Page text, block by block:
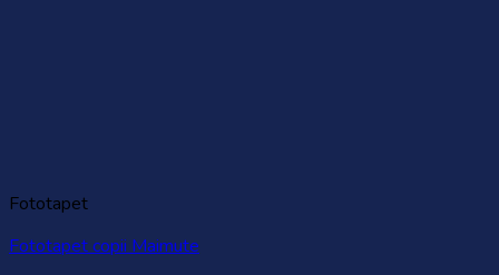
Fototapet
Fototapet copii Maimute